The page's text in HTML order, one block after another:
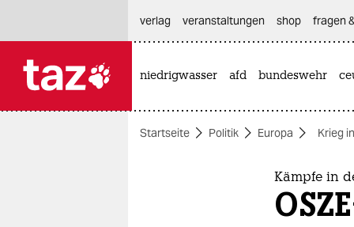
themen
verlag
veranstaltungen shop fragen
niedrigwasser afd bundeswehr
Startseite Politik Europa Krieg
Kämpfe in